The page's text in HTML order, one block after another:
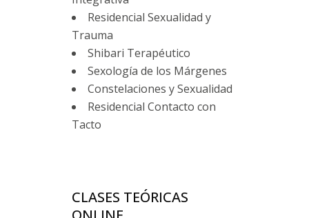
Residencial Sexualidad y
Trauma
Shibari Terapéutico
Sexología de los Márgenes
Constelaciones y Sexualidad
Residencial Contacto con
Tacto
CLASES TEÓRICAS